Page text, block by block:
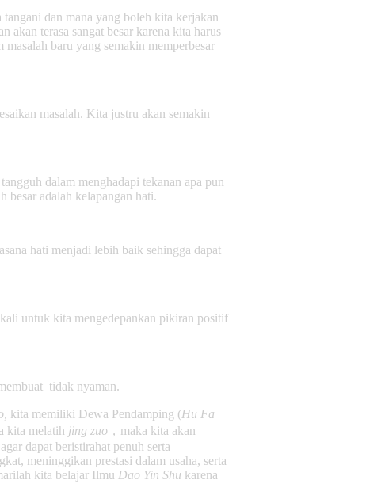
dan mana yang boleh kita kerjakan
terasa sangat besar karena kita harus
baru yang semakin memperbesar
masalah. Kita justru akan semakin
dalam menghadapi tekanan apa pun
besar adalah kelapangan hati.
hati menjadi lebih baik sehingga dapat
untuk kita mengedepankan pikiran positif
tidak nyaman.
kita memiliki Dewa Pendamping (Hu Fa
kita melatih jing zuo ，maka kita akan
dapat beristirahat penuh serta
meninggikan prestasi dalam usaha, serta
kita belajar Ilmu Dao Yin Shu karena